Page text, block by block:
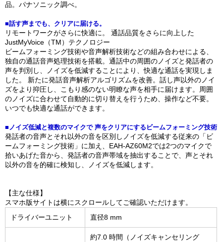
品。パナソニック調べ。
■話す声までも、クリアに届ける。
リモートワークがさらに快適に。 通話品質をさらに向上した
JustMyVoice（TM）テクノロジー
ビームフォーミング技術や音声解析技術などの組み合わせによる、
独自の通話音声処理技術を搭載。通話中の周囲のノイズと発話者の
声を判別し、ノイズを低減することにより、快適な通話を実現しま
した。 新たに発話音声解析アルゴリズムを改善。話し声以外のノイ
ズをより抑圧し、こもり感のない明瞭な声を相手に届けます。周囲
のノイズに合わせて自動的に切り替えを行うため、操作など不要。
いつでも快適な通話ができます。
■ノイズ低減と複数のマイクで 声をクリアにするビームフォーミング技術
発話者の音声とそれ以外の音を区別しノイズを低減する従来の「ビ
ームフォーミング技術」に加え、EAH-AZ60M2では2つのマイクで
拾いあげた音から、発話者の音声帯域を抽出することで、声とそれ
以外の音を的確に検知し、ノイズを低減します。
【主な仕様】
スマホ版サイトは横にスクロールしてご確認いただけます。
ドライバーユニット
直径8 mm
約7.0 時間（ノイズキャンセリング